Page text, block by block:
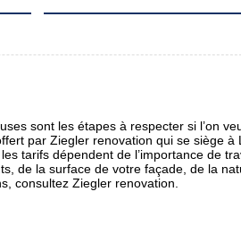
sont les étapes à respecter si l’on
par Ziegler renovation qui se siège à
tarifs dépendent de l’importance de
de la surface de votre façade, de la
consultez Ziegler renovation.